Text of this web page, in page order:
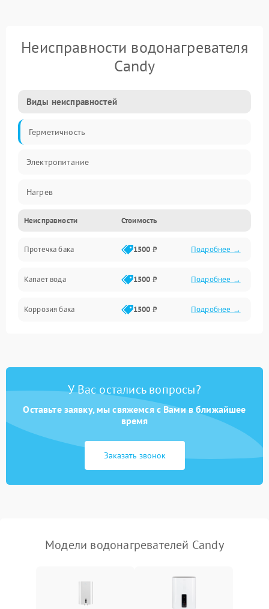
Неисправности водонагревателя
Candy
Виды неисправностей
Герметичность
Электропитание
Нагрев
Датчики
Механика
Неисправности Стоимость
Протечка бака 1500 ₽ Подробнее →
Капает вода 1500 ₽ Подробнее →
Коррозия бака 1500 ₽ Подробнее →
У Вас остались вопросы?
Оставьте заявку, мы свяжемся с Вами в ближайшее
время
Заказать звонок
Модели водонагревателей Candy